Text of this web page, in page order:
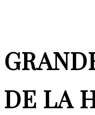
DE LA